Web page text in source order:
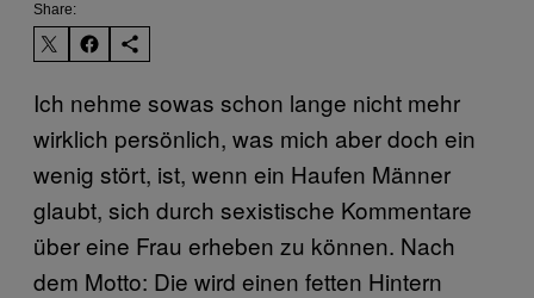
Share:
Ich nehme sowas schon lange nicht mehr
wirklich persönlich, was mich aber doch ein
wenig stört, ist, wenn ein Haufen Männer
glaubt, sich durch sexistische Kommentare
über eine Frau erheben zu können. Nach
dem Motto: Die wird einen fetten Hintern